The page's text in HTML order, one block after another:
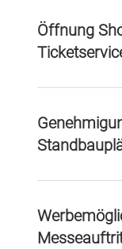
Öffnung